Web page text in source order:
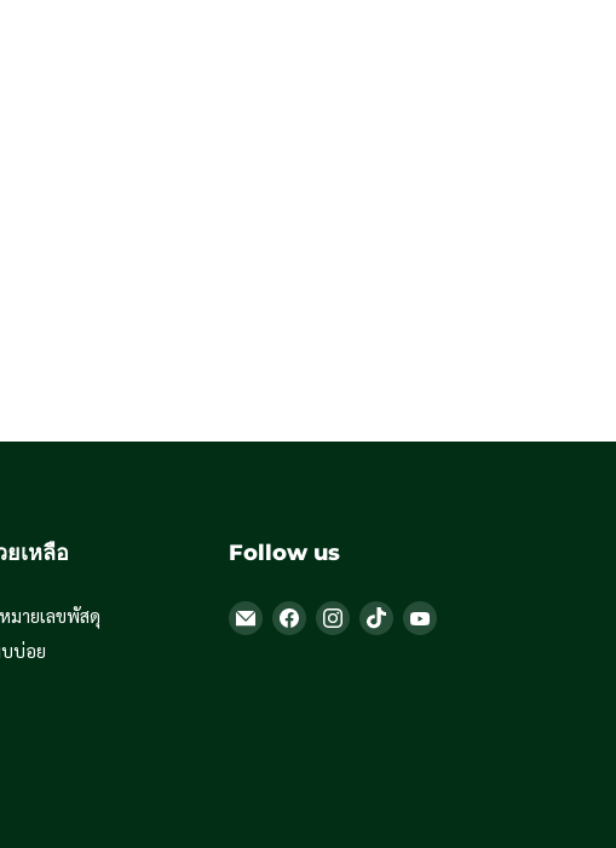
เหลือ
มายเลขพัสดุ
บ่อย
Follow us
EmailFind Find Find Find